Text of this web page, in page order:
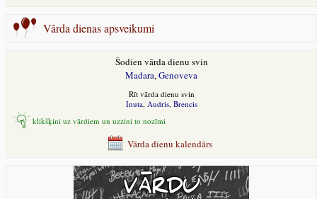
Vārda dienas apsveikumi
Šodien vārda dienu svin
Madara,Genoveva
Rīt vārda dienu svin
Inuta, Audris, Brencis
klikšķini uz vārdiem un uzzini to nozīmi
Vārda dienu kalendārs